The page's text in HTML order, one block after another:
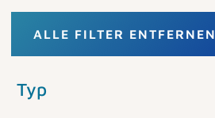
ALLE FILTER ENTFERNEN
Typ